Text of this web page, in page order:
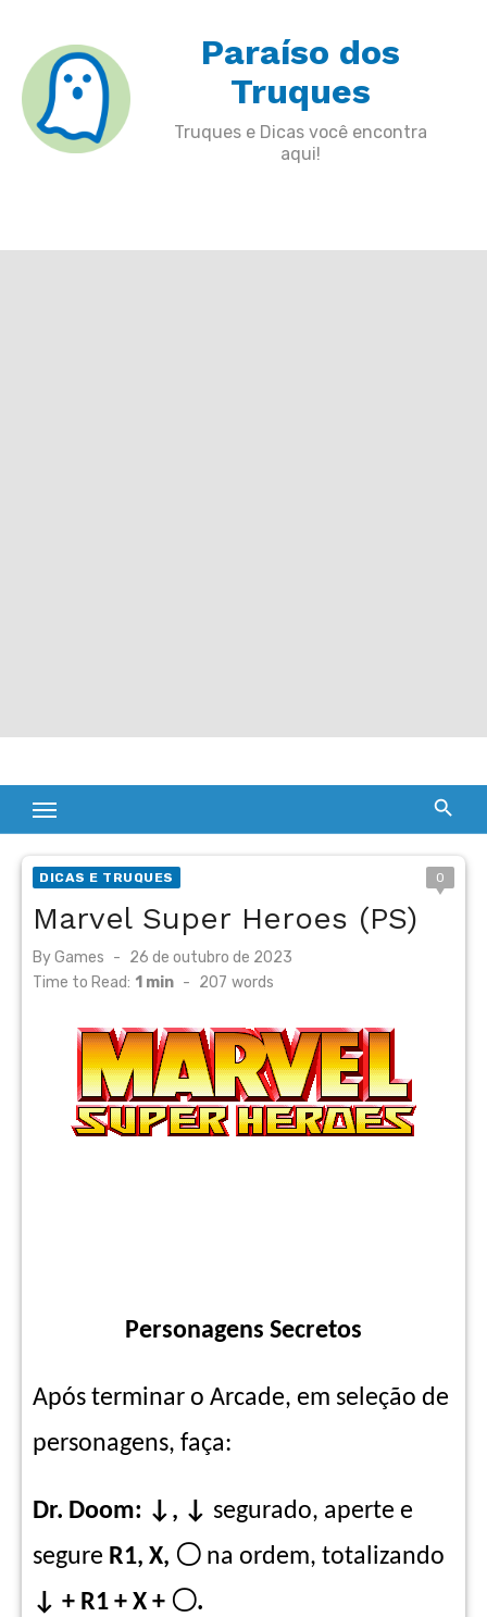
content
Paraíso dos
Truques
Truques e Dicas você encontra
aqui!
DICAS E TRUQUES 0
Marvel Super Heroes (PS)
ByGames
Posted
on
26 de outubro de 2023
Time to Read: 1 min - 207 words
Personagens Secretos
Após terminar o Arcade, em seleção de
personagens, faça:
Dr. Doom: ↓, ↓ segurado, aperte e
segure R1, X, 〇 na ordem, totalizando
↓ + R1 + X + 〇.